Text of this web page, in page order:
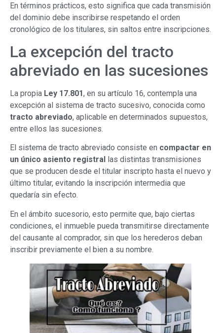
En términos prácticos, esto significa que cada transmisión
del dominio debe inscribirse respetando el orden
cronológico de los titulares, sin saltos entre inscripciones.
La excepción del tracto
abreviado en las sucesiones
La propia Ley 17.801, en su artículo 16, contempla una
excepción al sistema de tracto sucesivo, conocida como
tracto abreviado, aplicable en determinados supuestos,
entre ellos las sucesiones.
El sistema de tracto abreviado consiste en compactar en
un único asiento registral
las distintas transmisiones
que se producen desde el titular inscripto hasta el nuevo y
último titular, evitando la inscripción intermedia que
quedaría sin efecto.
En el ámbito sucesorio, esto permite que, bajo ciertas
condiciones, el inmueble pueda transmitirse directamente
del causante al comprador, sin que los herederos deban
inscribir previamente el bien a su nombre.